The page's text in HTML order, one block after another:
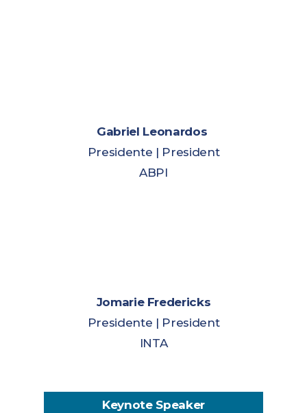
Gabriel Leonardos
Presidente | President
ABPI
Jomarie Fredericks
Presidente | President
INTA
Keynote Speaker